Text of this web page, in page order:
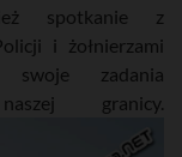
spotkanie z
i żołnierzami
swoje zadania
granicy.